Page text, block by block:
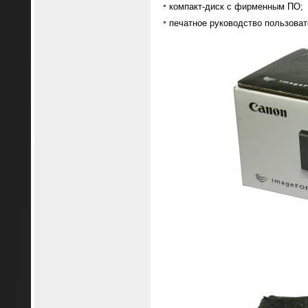
компакт-диск с фирменным ПО;
печатное руководство